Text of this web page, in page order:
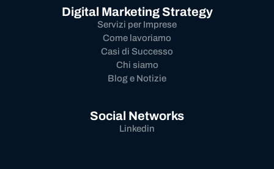
Digital Marketing Strategy
Servizi per Imprese
Come lavoriamo
Casi di Successo
Chi siamo
Blog e Notizie
Social Networks
Linkedin